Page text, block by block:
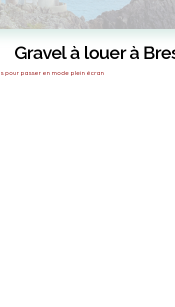
Gravel à louer à
pour passer en mode plein écran